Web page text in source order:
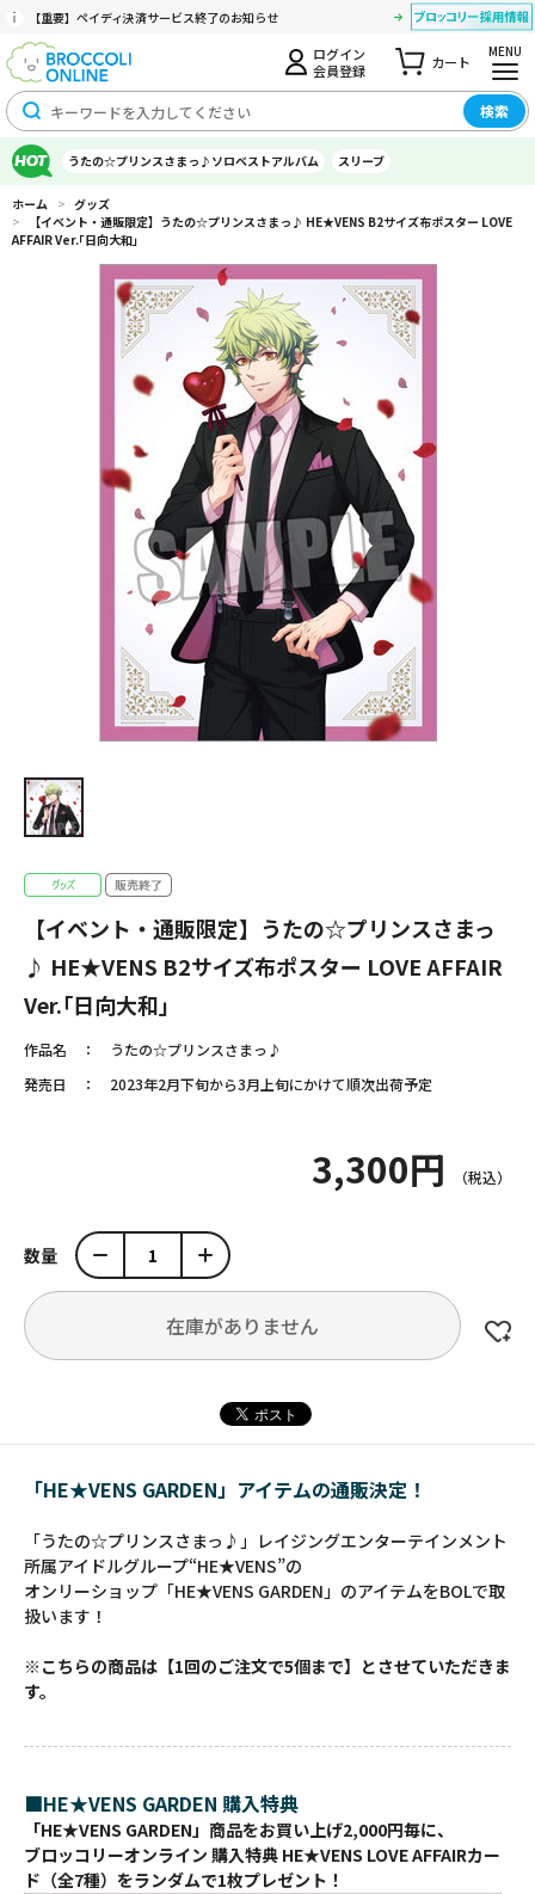
【重要】ペイディ決済サービス終了のお知らせ
ログイン
会員登録
カート
MENU
検索
うたの☆プリンスさまっ♪ソロベストアルバム スリーブ
ホーム > グッズ
>
【イベント・通販限定】うたの☆プリンスさまっ♪ HE★VENS B2サイズ布ポスター LOVE
AFFAIR Ver.｢日向大和｣
【イベント・通販限定】うたの☆プリンスさまっ
♪ HE★VENS B2サイズ布ポスター LOVE AFFAIR
Ver.｢日向大和｣
作品名
うたの☆プリンスさまっ♪
発売日
2023年2月下旬から3月上旬にかけて順次出荷予定
3,300円
数量
在庫がありません
「HE★VENS GARDEN」アイテムの通販決定！
「うたの☆プリンスさまっ♪」レイジングエンターテインメント
所属アイドルグループ“HE★VENS”の
オンリーショップ「HE★VENS GARDEN」のアイテムをBOLで取
扱います！
※こちらの商品は【1回のご注文で5個まで】とさせていただきま
す。
■HE★VENS GARDEN 購入特典
「HE★VENS GARDEN」商品をお買い上げ2,000円毎に、
ブロッコリーオンライン 購入特典 HE★VENS LOVE AFFAIRカー
ド（全7種）をランダムで1枚プレゼント！